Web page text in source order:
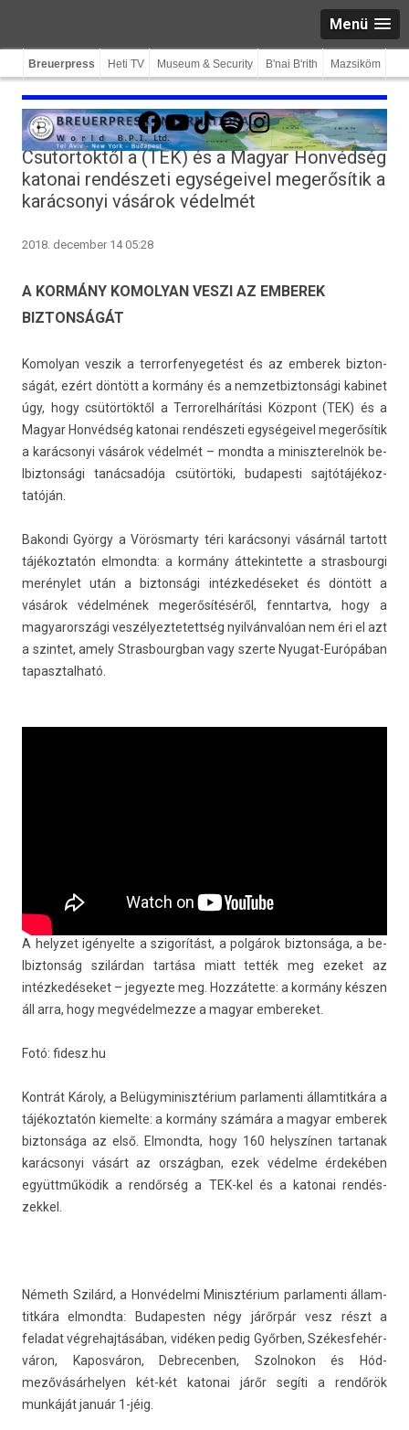
Menü
Breuerpress Heti TV Museum & Security B'nai B'rith Mazsiköm
Facebook
YouTube
TikTokSpotifyInstagram
Csütörtöktől a (TEK) és a Magyar Honvédség
katonai rendészeti egységeivel megerősítik a
karácsonyi vásárok védelmét
2018. december 14 05:28
A KORMÁNY KOMOLYAN VESZI AZ EMBEREK
BIZTONSÁGÁT
Komolyan ves­zik a ter­rorfenyegetést és az em­berek bi­zton­
ságát, ezért döntött a kormány és a nem­zetbiz­tonsági kabinet
úgy, hogy csütörtöktől a Ter­rorel­hárítási Központ (TEK) és a
Magyar Honvédség katonai rendészeti egységeivel megerősítik
a karác­sonyi vásárok védelmét – mondta a miniszterel­nök be­
lbiz­tonsági tanácsadója csütörtöki, budapes­ti saj­tótájékoz­
tatóján.
Bakon­di György a Vörös­marty téri karác­sonyi vásárnál tar­tott
tájékoz­tatón el­mondta: a kormány áttekin­tette a stras­bour­gi
merénylet után a bi­zton­sági intézkedéseket és döntött a
vásárok védelmének megerősítéséről, fenntartva, hogy a
magyarországi ves­zélyez­tetettség nyilvánvalóan nem éri el azt
a szin­tet, amely Stras­bourgban vagy szer­te Nyugat-Európában
tapasztal­ható.
A helyzet igényel­te a szigorítást, a polgárok bi­zton­sága, a be­
lbiz­tonság szilárdan tartása miatt tették meg ezeket az
intézkedéseket – jegyez­te meg. Hozzátette: a kormány készen
áll arra, hogy meg­védel­mezze a magyar em­bereket.
Fotó: fidesz.hu
Kontrát Károly, a Be­lügyminisztérium par­lamen­ti állam­titkára a
tájékoz­tatón kiemel­te: a kormány számára a magyar em­berek
bi­zton­sága az első. El­mondta, hogy 160 helys­zín­en tar­tanak
karác­sonyi vásárt az országban, ezek védelme érdekében
együttműködik a rendőrség a TEK-kel és a katonai re­ndés­
zekkel.
Németh Szilárd, a Honvédelmi Minisztérium par­lamen­ti állam­
titkára el­mondta: Budapest­en négy járőrpár vesz részt a
feladat vég­rehaj­tásában, vidéken pedig Győrben, Székes­fehér­
váron, Kapos­váron, De­brecenb­en, Szol­nokon és Hód­
mezővásár­hely­en két-két katonai járőr segíti a rendőrök
munkáját január 1-jéig.